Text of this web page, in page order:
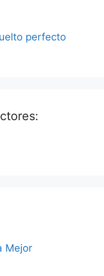
perfecto
Mejor